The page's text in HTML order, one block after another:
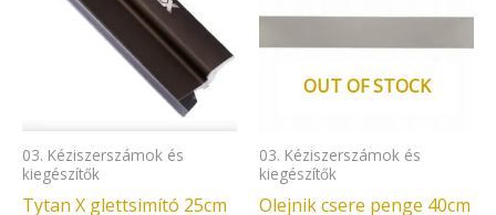
03. Kéziszerszámok és
kiegészítők
Tytan X glettsimító 25cm
OUT OF STOCK
03. Kéziszerszámok és
kiegészítők
Olejnik csere penge 40cm